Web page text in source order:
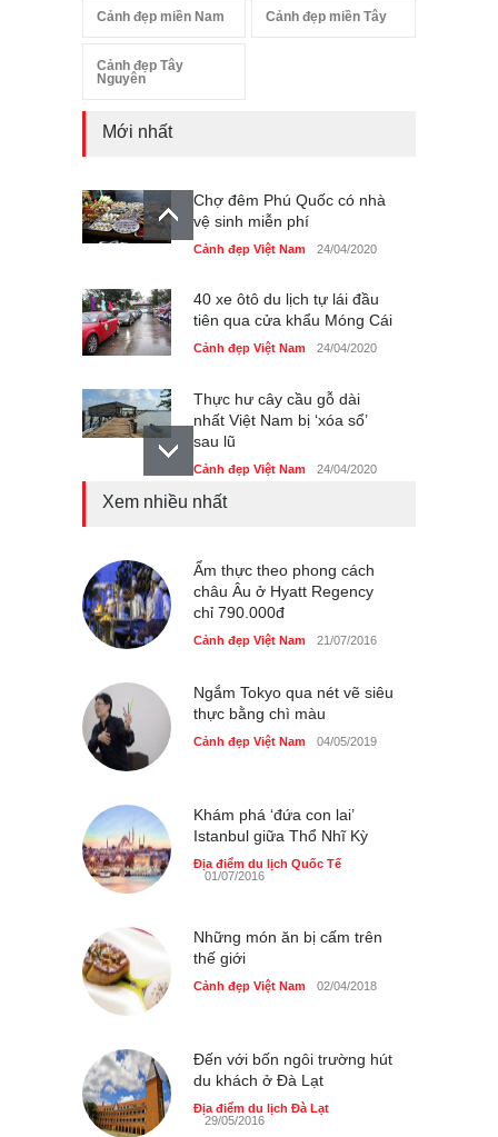
Cảnh đẹp miền Nam Cảnh đẹp miền Tây
Cảnh đẹp Tây
Nguyên
Mới nhất
40 xe ôtô du lịch tự lái đầu
tiên qua cửa khẩu Móng Cái
Cảnh đẹp Việt Nam 24/04/2020
Thực hư cây cầu gỗ dài
nhất Việt Nam bị ‘xóa sổ’
sau lũ
Bún cá thố và bánh canh
cốt dừa miền Tây ở Sài Gòn
Cảnh đẹp Việt Nam 24/04/2020
Cảnh đẹp Việt Nam 25/04/2020
Nhiều hoạt động tôn vinh
nhà giáo tại Đầm Sen
Giới trẻ Hà Nội được miễn
phí vé vào cửa festival Ẩm
Tam giác mạch khoe sắc
bên bờ hồ Hà Nội
Bán đảo Sơn Trà sẽ là khu
du lịch quốc gia
Cảnh đẹp Việt Nam 24/04/2020
vệ sinh miễn phí
Cảnh đẹp Việt Nam 24/04/2020
Xem nhiều nhất
Ẩm thực theo phong cách
châu Âu ở Hyatt Regency
chỉ 790.000đ
Cảnh đẹp Việt Nam 21/07/2016
Ngắm Tokyo qua nét vẽ siêu
thực bằng chì màu
Cảnh đẹp Việt Nam 04/05/2019
Khám phá ‘đứa con lai’
Istanbul giữa Thổ Nhĩ Kỳ
Địa điểm du lịch Quốc Tế
01/07/2016
Những món ăn bị cấm trên
thế giới
Cảnh đẹp Việt Nam 02/04/2018
Đến với bốn ngôi trường hút
du khách ở Đà Lạt
Địa điểm du lịch Đà Lạt
29/05/2016